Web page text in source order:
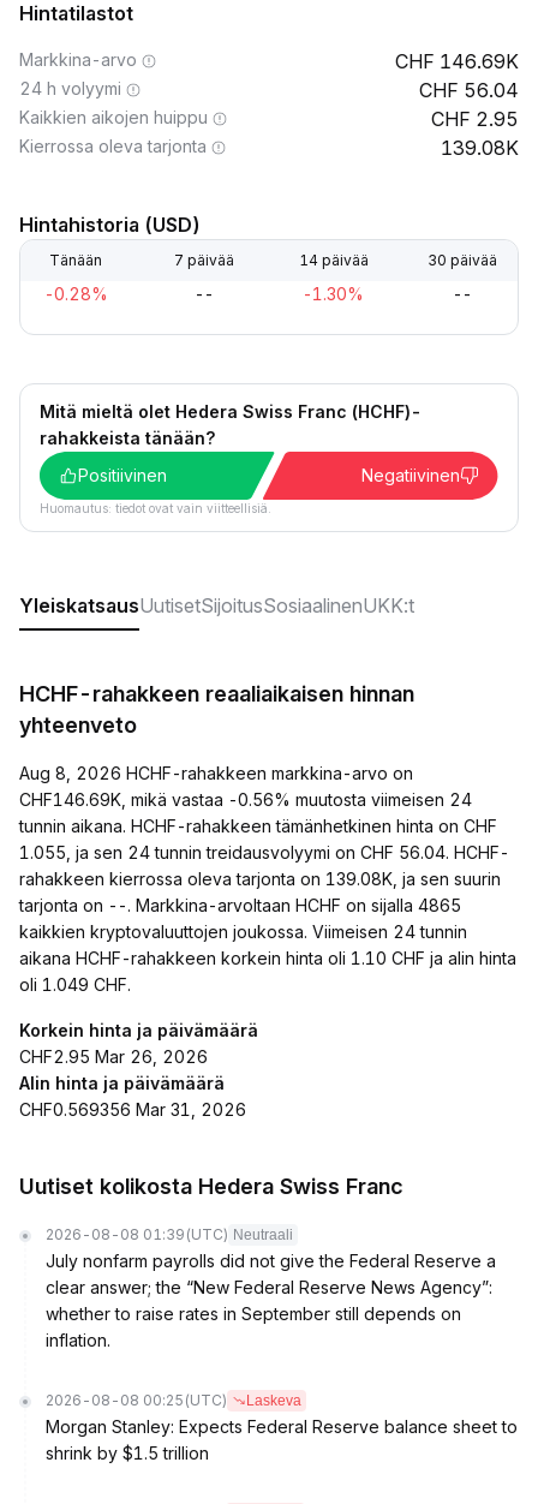
Hintatilastot
Markkina-arvo 146.69K
24 h volyymi 56.04
Kaikkien aikojen huippu 2.95
Kierrossa oleva tarjonta 139.08K
Hintahistoria (USD)
Tänään 7 päivää 14 päivää 30 päivää
-0.28% -- -1.30% --
Mitä mieltä olet Hedera Swiss Franc (HCHF)-
rahakkeista tänään?
Positiivinen
Negatiivinen
Huomautus: tiedot ovat vain viitteellisiä.
YleiskatsausUutisetSijoitusSosiaalinenUKK:t
HCHF-rahakkeen reaaliaikaisen hinnan
yhteenveto
Aug 8, 2026 HCHF-rahakkeen markkina-arvo on
CHF146.69K, mikä vastaa -0.56% muutosta viimeisen 24
tunnin aikana. HCHF-rahakkeen tämänhetkinen hinta on CHF
1.055, ja sen 24 tunnin treidausvolyymi on CHF 56.04. HCHF-
rahakkeen kierrossa oleva tarjonta on 139.08K, ja sen suurin
tarjonta on --. Markkina-arvoltaan HCHF on sijalla 4865
kaikkien kryptovaluuttojen joukossa. Viimeisen 24 tunnin
aikana HCHF-rahakkeen korkein hinta oli 1.10 CHF ja alin hinta
oli 1.049 CHF.
Korkein hinta ja päivämäärä
CHF2.95 Mar 26, 2026
Alin hinta ja päivämäärä
CHF0.569356 Mar 31, 2026
Uutiset kolikosta Hedera Swiss Franc
2026-08-08 01:39 (UTC) Neutraali
July nonfarm payrolls did not give the Federal Reserve a
clear answer; the “New Federal Reserve News Agency”:
whether to raise rates in September still depends on
inflation.
2026-08-08 00:25 (UTC) Laskeva
Morgan Stanley: Expects Federal Reserve balance sheet to
shrink by $1.5 trillion